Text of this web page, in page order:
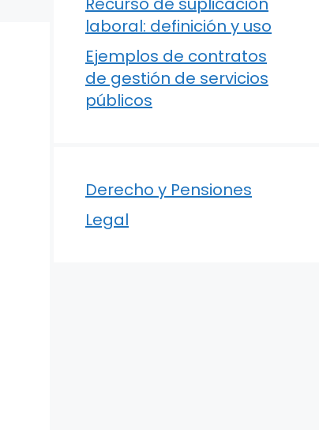
laboral: definición y uso
Ejemplos de contratos
de gestión de servicios
públicos
Derecho y Pensiones
Legal